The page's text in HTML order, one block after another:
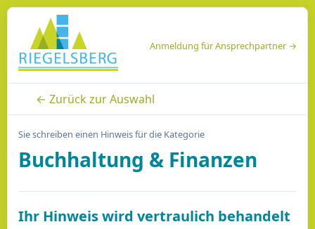
Anmeldung für Ansprechpartner →
← Zurück zur Auswahl
Sie schreiben einen Hinweis für die Kategorie
Buchhaltung & Finanzen
Ihr Hinweis wird vertraulich behandelt